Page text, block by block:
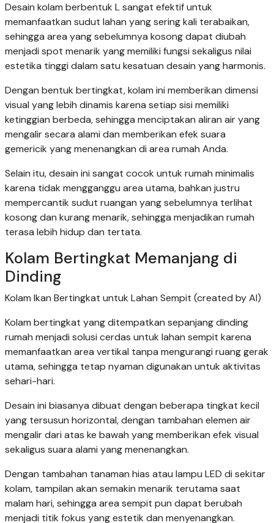
Desain kolam berbentuk L sangat efektif untuk
memanfaatkan sudut lahan yang sering kali terabaikan,
sehingga area yang sebelumnya kosong dapat diubah
menjadi spot menarik yang memiliki fungsi sekaligus nilai
estetika tinggi dalam satu kesatuan desain yang harmonis.
Dengan bentuk bertingkat, kolam ini memberikan dimensi
visual yang lebih dinamis karena setiap sisi memiliki
ketinggian berbeda, sehingga menciptakan aliran air yang
mengalir secara alami dan memberikan efek suara
gemericik yang menenangkan di area rumah Anda.
Selain itu, desain ini sangat cocok untuk rumah minimalis
karena tidak mengganggu area utama, bahkan justru
mempercantik sudut ruangan yang sebelumnya terlihat
kosong dan kurang menarik, sehingga menjadikan rumah
terasa lebih hidup dan tertata.
Kolam Bertingkat Memanjang di
Dinding
Kolam Ikan Bertingkat untuk Lahan Sempit (created by AI)
Kolam bertingkat yang ditempatkan sepanjang dinding
rumah menjadi solusi cerdas untuk lahan sempit karena
memanfaatkan area vertikal tanpa mengurangi ruang gerak
utama, sehingga tetap nyaman digunakan untuk aktivitas
sehari-hari.
Desain ini biasanya dibuat dengan beberapa tingkat kecil
yang tersusun horizontal, dengan tambahan elemen air
mengalir dari atas ke bawah yang memberikan efek visual
sekaligus suara alami yang menenangkan.
Dengan tambahan tanaman hias atau lampu LED di sekitar
kolam, tampilan akan semakin menarik terutama saat
malam hari, sehingga area sempit pun dapat berubah
menjadi titik fokus yang estetik dan menyenangkan.